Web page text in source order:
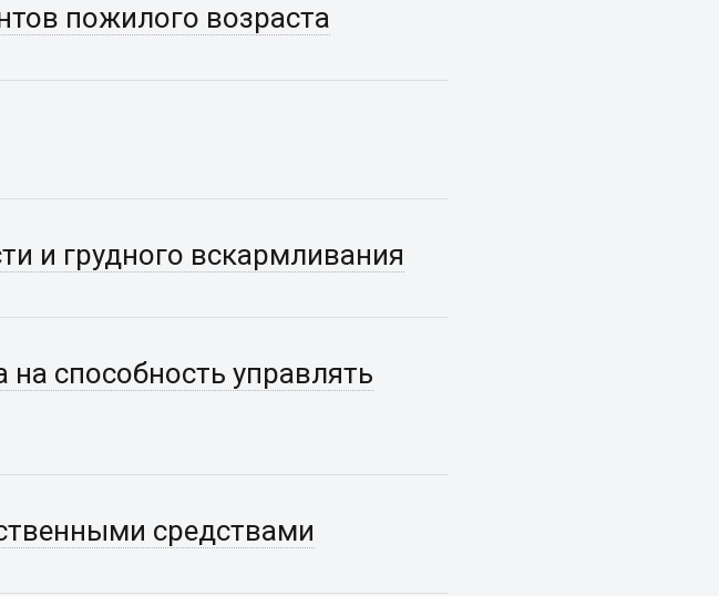
пожилого возраста
и грудного вскармливания
на способность управлять
средствами